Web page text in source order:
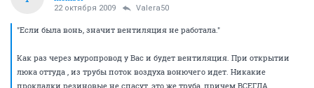
Valera50
22 октября 2009 alex_from_apt351
"Если была вонь, значит вентиляция не работала."